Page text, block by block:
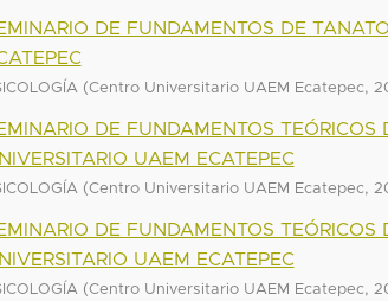
DE FUNDAMENTOS DE
(Centro Universitario UAEM Ecatepec,
DE FUNDAMENTOS
UAEM ECATEPEC
(Centro Universitario UAEM Ecatepec,
DE FUNDAMENTOS TEÓRICOS
UAEM ECATEPEC
(Centro Universitario UAEM Ecatepec,